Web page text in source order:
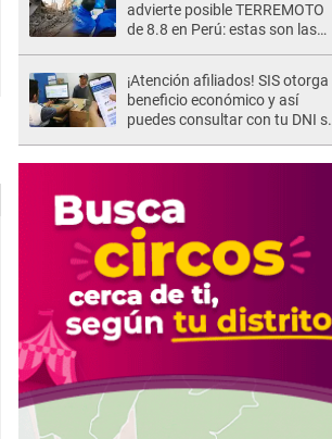
advierte posible TERREMOTO
de 8.8 en Perú: estas son las
¡Atención afiliados! SIS otorga
beneficio económico y así
puedes consultar con tu DNI si